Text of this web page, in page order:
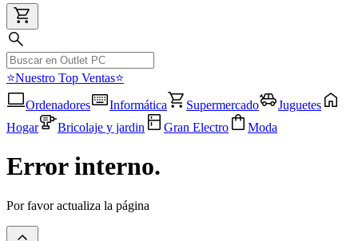
⭐Nuestro Top Ventas⭐
Ordenadores
Informática Supermercado
Juguetes
Hogar
Bricolaje y jardin Gran Electro Moda
Error interno.
Por favor actualiza la página